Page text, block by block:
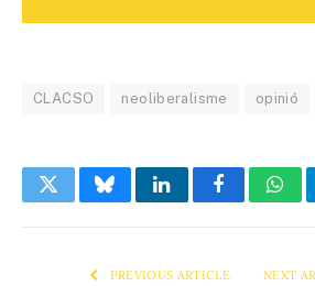
CLACSO neoliberalisme opinió
TwitterBlueskyLinkedInFacebook
PREVIOUS ARTICLE NEXT